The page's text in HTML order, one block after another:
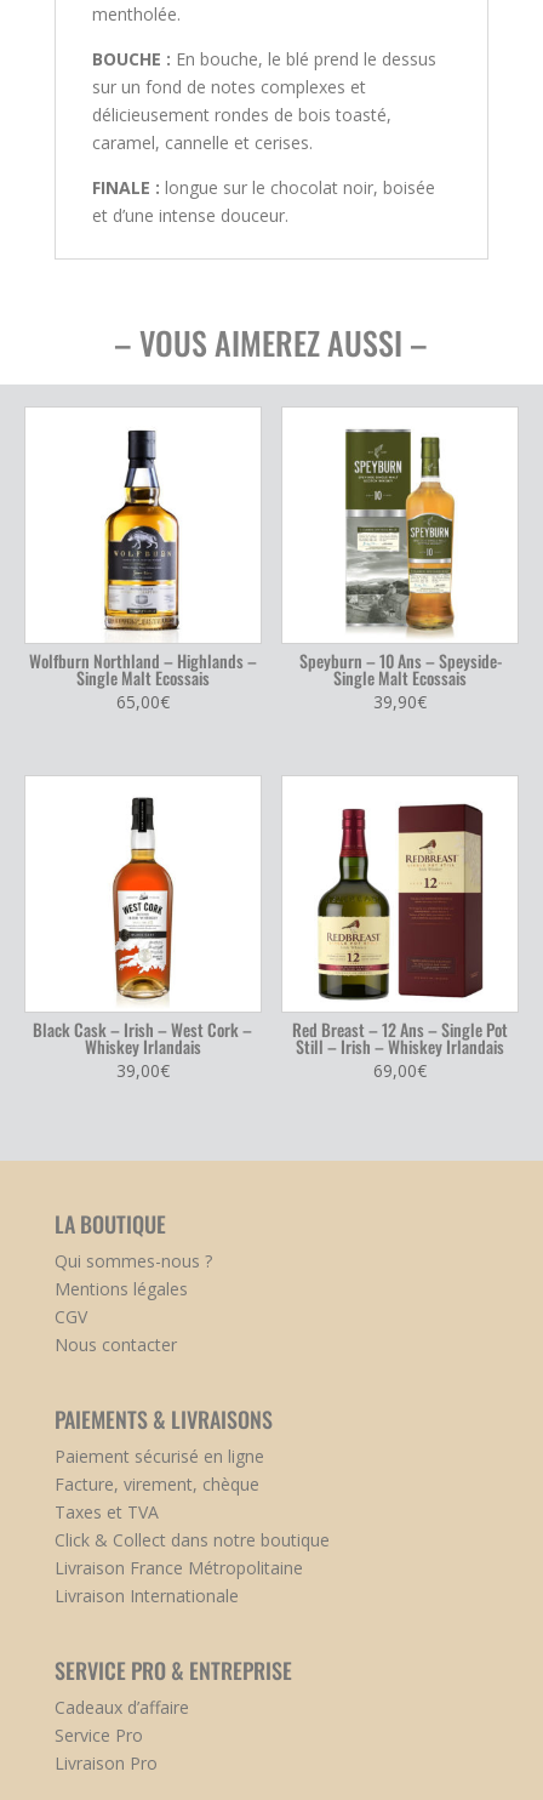
mentholée.
BOUCHE : En bouche, le blé prend le dessus
sur un fond de notes complexes et
délicieusement rondes de bois toasté,
caramel, cannelle et cerises.
FINALE : longue sur le chocolat noir, boisée
et d’une intense douceur.
– VOUS AIMEREZ AUSSI –
Wolfburn Northland – Highlands –
Single Malt Ecossais
65,00€
Speyburn – 10 Ans – Speyside-
Single Malt Ecossais
39,90€
Black Cask – Irish – West Cork –
Whiskey Irlandais
39,00€
Red Breast – 12 Ans – Single Pot
Still – Irish – Whiskey Irlandais
69,00€
LA BOUTIQUE
Qui sommes-nous ?
Mentions légales
CGV
Nous contacter
PAIEMENTS & LIVRAISONS
Paiement sécurisé en ligne
Facture, virement, chèque
Taxes et TVA
Click & Collect dans notre boutique
Livraison France Métropolitaine
Livraison Internationale
SERVICE PRO & ENTREPRISE
Cadeaux d’affaire
Service Pro
Livraison Pro